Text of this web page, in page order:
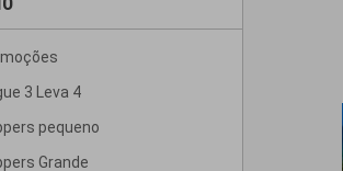
3 Leva 4
pequeno
Grande